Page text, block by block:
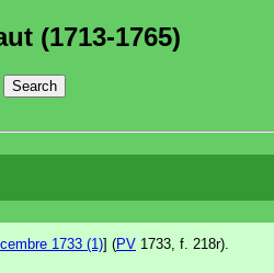
(1713-1765)
1733 (1)] (PV 1733, f. 218r).